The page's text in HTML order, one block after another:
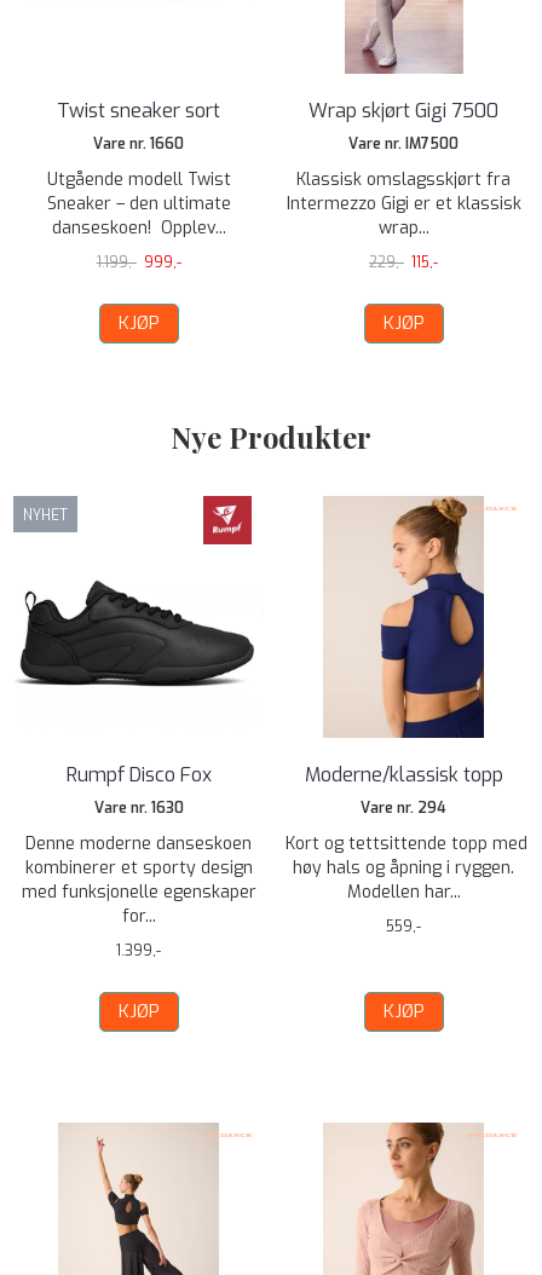
Twist sneaker sort
Vare nr. 1660
Utgående modell Twist
Sneaker – den ultimate
danseskoen! Opplev...
1.199,- 999,-
KJØP
Wrap skjørt Gigi 7500
Vare nr. IM7500
Klassisk omslagsskjørt fra
Intermezzo Gigi er et klassisk
wrap...
229,- 115,-
KJØP
Nye Produkter
NYHET
Rumpf Disco Fox
Vare nr. 1630
Denne moderne danseskoen
kombinerer et sporty design
med funksjonelle egenskaper
for...
1.399,-
KJØP
Moderne/klassisk topp
Vare nr. 294
Kort og tettsittende topp med
høy hals og åpning i ryggen.
Modellen har...
559,-
KJØP